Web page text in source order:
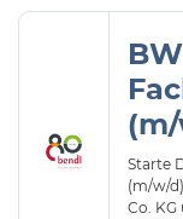
Starte
(m/w/
Co.